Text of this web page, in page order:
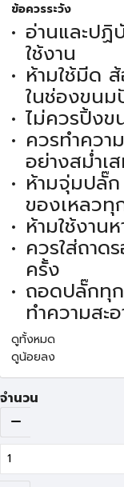
ข้อควรระวัง
อ่านและปฏิ
ใช้งาน
ห้ามใช้มีด
ในช่องขนม
ไม่ควรปิ้งข
ควรทำควา
อย่างสม่ำเ
ห้ามจุ่มปลั๊ก
ของเหลวทุ
ห้ามใช้งาน
ควรใส่ถาด
ครั้ง
ถอดปลั๊กทุก
ทำความสะ
ดูทั้งหมด
ดูน้อยลง
จำนวน